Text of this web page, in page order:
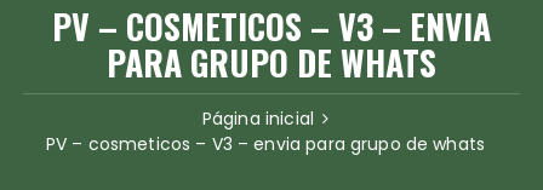
PV – COSMETICOS – V3 – ENVIA
PARA GRUPO DE WHATS
Página inicial
PV – cosmeticos – V3 – envia para grupo de whats